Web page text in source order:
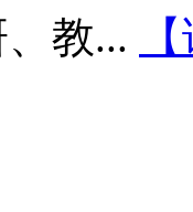
教...